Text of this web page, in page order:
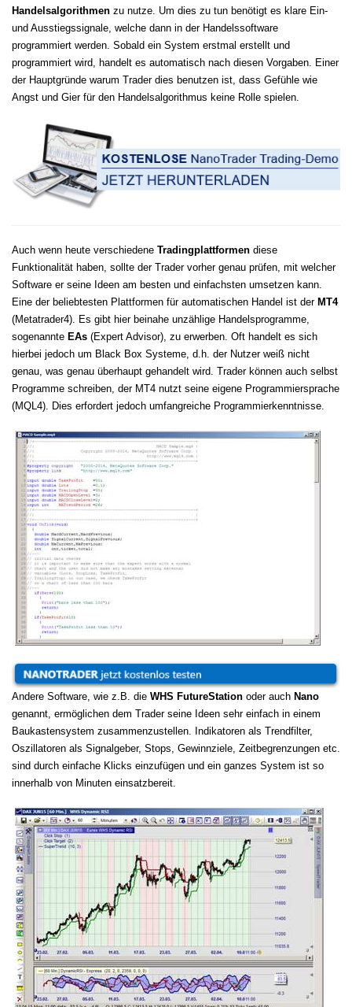
Handelsalgorithmen zu nutze. Um dies zu tun benötigt es klare Ein-
und Ausstiegssignale, welche dann in der Handelssoftware
programmiert werden. Sobald ein System erstmal erstellt und
programmiert wird, handelt es automatisch nach diesen Vorgaben. Einer
der Hauptgründe warum Trader dies benutzen ist, dass Gefühle wie
Angst und Gier für den Handelsalgorithmus keine Rolle spielen.
Auch wenn heute verschiedene Tradingplattformen diese
Funktionalität haben, sollte der Trader vorher genau prüfen, mit welcher
Software er seine Ideen am besten und einfachsten umsetzen kann.
Eine der beliebtesten Plattformen für automatischen Handel ist der MT4
(Metatrader4). Es gibt hier beinahe unzählige Handelsprogramme,
sogenannte EAs (Expert Advisor), zu erwerben. Oft handelt es sich
hierbei jedoch um Black Box Systeme, d.h. der Nutzer weiß nicht
genau, was genau überhaupt gehandelt wird. Trader können auch selbst
Programme schreiben, der MT4 nutzt seine eigene Programmiersprache
(MQL4). Dies erfordert jedoch umfangreiche Programmierkenntnisse.
Andere Software, wie z.B. die WHS FutureStation oder auch Nano
genannt, ermöglichen dem Trader seine Ideen sehr einfach in einem
Baukastensystem zusammenzustellen. Indikatoren als Trendfilter,
Oszillatoren als Signalgeber, Stops, Gewinnziele, Zeitbegrenzungen etc.
sind durch einfache Klicks einzufügen und ein ganzes System ist so
innerhalb von Minuten einsatzbereit.